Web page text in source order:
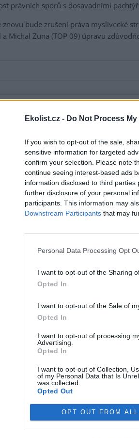
Ekolist.cz - Do Not Process
If you wish to opt-out of the sale,
sensitive information for targeted
confirm your selection. Please note
continue seeing interest-based ads
information disclosed to third
further disclosure of your personal
participants. This information may
Downstream Participants that may
Personal Data Processing Opt
I want to opt-out of the Sharing
Opted In
I want to opt-out of the Sale of
Opted In
I want to opt-out of processing
Advertising.
Opted In
I want to opt-out of Collection,
of my Personal Data that Is
was collected.
Opted Out
OPT OUT FROM ALL
právních sporů s dosavadními
znovu bude zrušení práva myslivecké
a Michal Zuna (TOP 09) úpravu
ČTK, která si vyhrazuje veškerá práva.
bez předchozího písemného souhlasu ze
pro
Brno za
Pardubičtí myslivci obnovili
říkali mu Dřevák